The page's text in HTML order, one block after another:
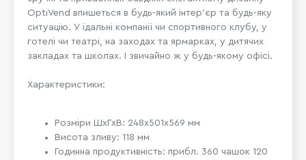
OptiVend впишеться в будь-який інтер'єр та будь-яку
ситуацію. У їдальні компанії чи спортивного клубу, у
готелі чи театрі, на заходах та ярмарках, у дитячих
закладах та школах. І звичайно ж у будь-якому офісі.
Характеристики:
Розміри ШхГхВ: 248х501х569 мм
Висота зливу: 118 мм
Годинна продуктивність: прибл. 360 чашок 120